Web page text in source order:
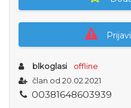
blkoglasi
offline
član od 20.02.2021
00381648603939